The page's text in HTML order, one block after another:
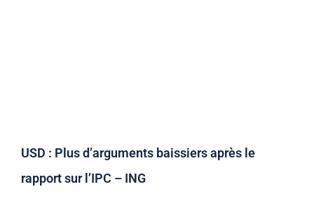
USD : Plus d’arguments baissiers après le
rapport sur l’IPC – ING